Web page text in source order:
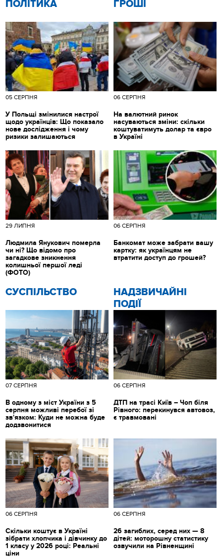
ПОЛІТИКА
05 СЕРПНЯ
У Польщі змінилися настрої
щодо українців: Що показало
нове дослідження і чому
ризики залишаються
ГРОШІ
06 СЕРПНЯ
На валютний ринок
насуваються зміни: скільки
коштуватимуть долар та євро
в Україні
CУСПІЛЬСТВО
07 СЕРПНЯ
В одному з міст України з 5
серпня можливі перебої зі
зв'язком: Куди не можна буде
додзвонитися
НАДЗВИЧАЙНІ
ПОДІЇ
06 СЕРПНЯ
ДТП на трасі Київ – Чоп біля
Рівного: перекинувся автовоз,
є травмовані
29 ЛИПНЯ
Людмила Янукович померла
чи ні? Що відомо про
загадкове зникнення
колишньої першої леді
(ФОТО)
06 СЕРПНЯ
Банкомат може забрати вашу
картку: як українцям не
втратити доступ до грошей?
06 СЕРПНЯ
Скільки коштує в Україні
зібрати хлопчика і дівчинку до
1 класу у 2026 році: Реальні
ціни
06 СЕРПНЯ
26 загиблих, серед них — 8
дітей: моторошну статистику
озвучили на Рівненщині